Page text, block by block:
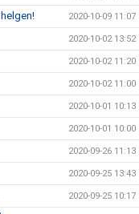
2020-10-09 11:07
2020-10-02 13:52
2020-10-02 11:20
2020-10-02 11:00
2020-10-01 10:13
2020-10-01 10:00
2020-09-26 11:13
2020-09-25 13:43
2020-09-25 10:17